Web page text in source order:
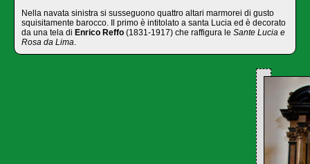
Nella navata sinistra si susseguono quattro altari marmorei di gusto
squisitamente barocco. Il primo è intitolato a santa Lucia ed è decorato
da una tela di Enrico Reffo (1831-1917) che raffigura le Sante Lucia e
Rosa da Lima.